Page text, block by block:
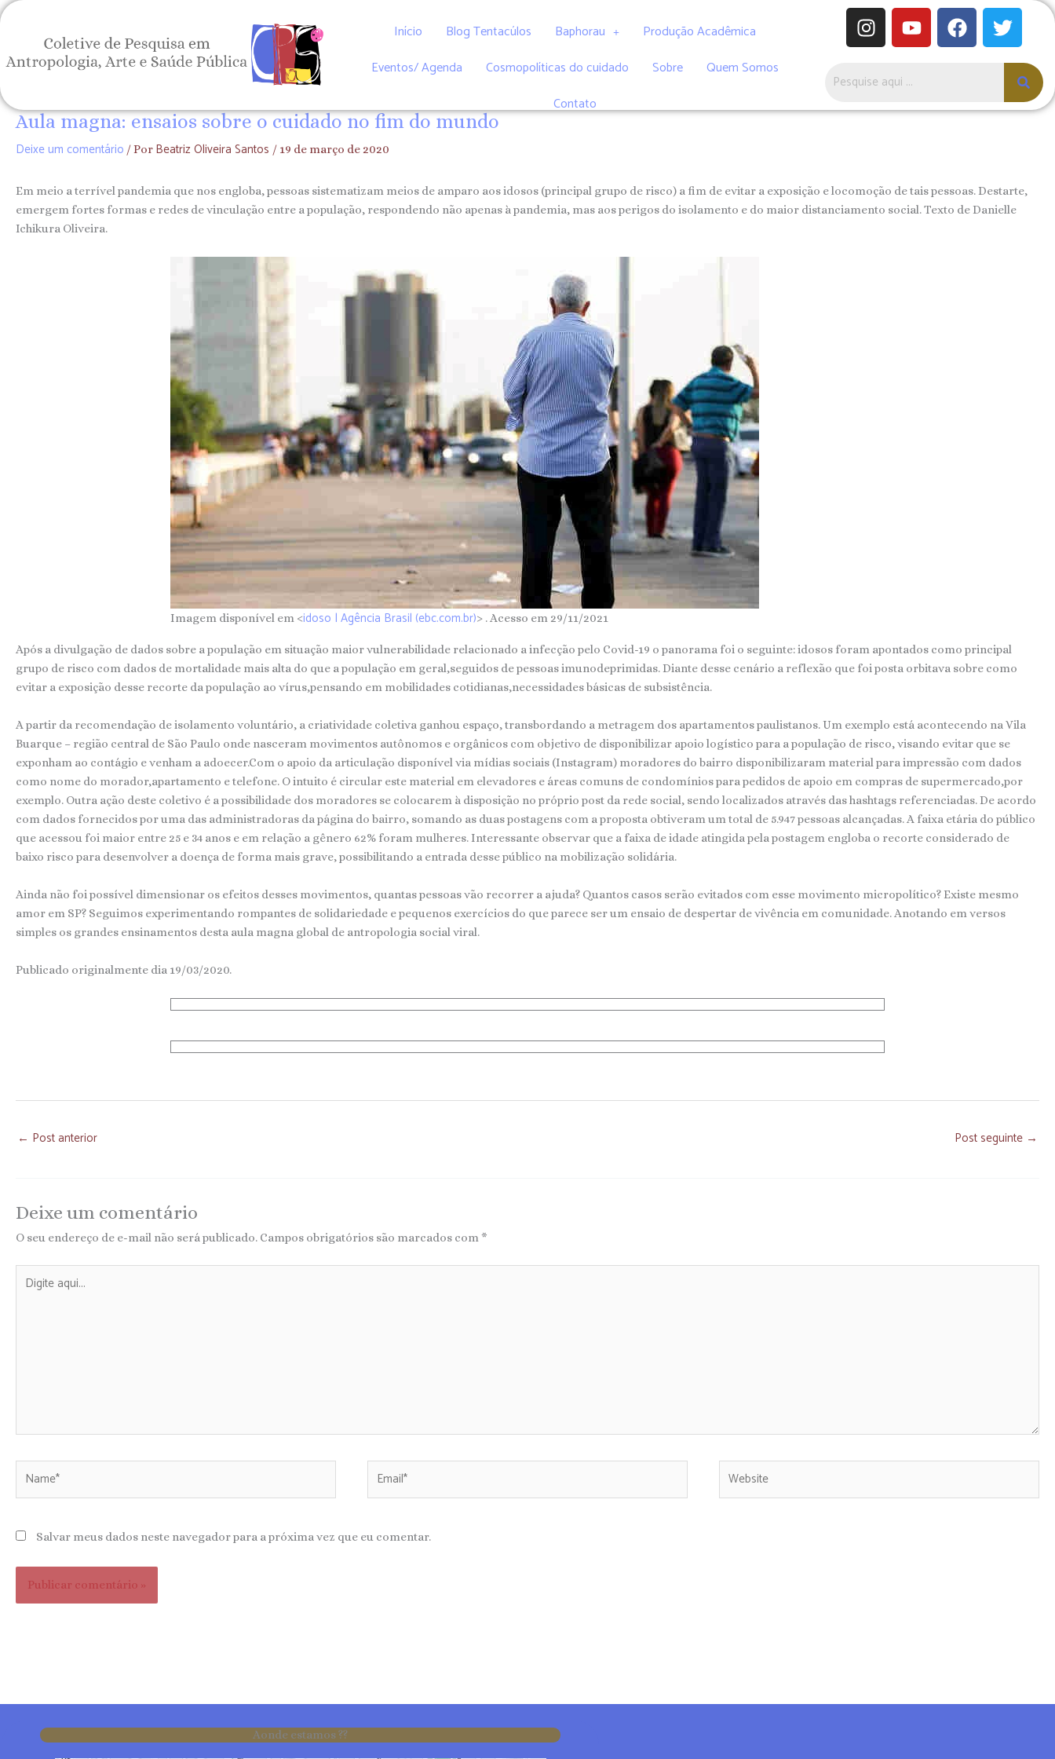
Ir
para
conteúdo
Início Blog Tentacúlos Baphorau
Produção Acadêmica
Eventos/ Agenda
Cosmopolíticas do cuidado Sobre
Quem Somos
Contato
I
n
s
t
a
g
Y
o
u
t
u
b
F
a
c
o
T
w
i
t
e
Aula magna: ensaios sobre o cuidado no fim do mundo
Deixe um comentário / Por Beatriz Oliveira Santos / 19 de março de 2020
Em meio a terrível pandemia que nos engloba, pessoas sistematizam meios de amparo aos idosos (principal grupo de risco) a fim de evitar a exposição e locomoção de tais pessoas. Destarte,
emergem fortes formas e redes de vinculação entre a população, respondendo não apenas à pandemia, mas aos perigos do isolamento e do maior distanciamento social. Texto de Danielle
Ichikura Oliveira.
Imagem disponível em <idoso | Agência Brasil (ebc.com.br)> . Acesso em 29/11/2021
Após a divulgação de dados sobre a população em situação maior vulnerabilidade relacionado a infecção pelo Covid-19 o panorama foi o seguinte: idosos foram apontados como principal
grupo de risco com dados de mortalidade mais alta do que a população em geral,seguidos de pessoas imunodeprimidas. Diante desse cenário a reflexão que foi posta orbitava sobre como
evitar a exposição desse recorte da população ao vírus,pensando em mobilidades cotidianas,necessidades básicas de subsistência.
A partir da recomendação de isolamento voluntário, a criatividade coletiva ganhou espaço, transbordando a metragem dos apartamentos paulistanos. Um exemplo está acontecendo na Vila
Buarque – região central de São Paulo onde nasceram movimentos autônomos e orgânicos com objetivo de disponibilizar apoio logístico para a população de risco, visando evitar que se
exponham ao contágio e venham a adoecer.Com o apoio da articulação disponível via mídias sociais (Instagram) moradores do bairro disponibilizaram material para impressão com dados
como nome do morador,apartamento e telefone. O intuito é circular este material em elevadores e áreas comuns de condomínios para pedidos de apoio em compras de supermercado,por
exemplo. Outra ação deste coletivo é a possibilidade dos moradores se colocarem à disposição no próprio post da rede social, sendo localizados através das hashtags referenciadas. De acordo
com dados fornecidos por uma das administradoras da página do bairro, somando as duas postagens com a proposta obtiveram um total de 5.947 pessoas alcançadas. A faixa etária do público
que acessou foi maior entre 25 e 34 anos e em relação a gênero 62% foram mulheres. Interessante observar que a faixa de idade atingida pela postagem engloba o recorte considerado de
baixo risco para desenvolver a doença de forma mais grave, possibilitando a entrada desse público na mobilização solidária.
Ainda não foi possível dimensionar os efeitos desses movimentos, quantas pessoas vão recorrer a ajuda? Quantos casos serão evitados com esse movimento micropolítico? Existe mesmo
amor em SP? Seguimos experimentando rompantes de solidariedade e pequenos exercícios do que parece ser um ensaio de despertar de vivência em comunidade. Anotando em versos
simples os grandes ensinamentos desta aula magna global de antropologia social viral.
Publicado originalmente dia 19/03/2020.
← Post anterior Post seguinte →
Deixe um comentário
O seu endereço de e-mail não será publicado. Campos obrigatórios são marcados com*
aqui...
Salvar meus dados neste navegador para a próxima vez que eu comentar.
Aonde estamos ??